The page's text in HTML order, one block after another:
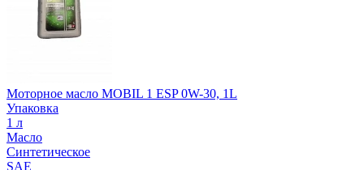
Моторное масло MOBIL 1 ESP 0W-30, 1L
Упаковка
1 л
Масло
Синтетическое
SAE